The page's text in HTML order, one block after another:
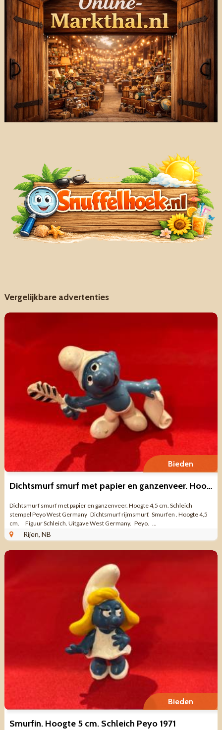
Vergelijkbare advertenties
Bieden
Dichtsmurf smurf met papier en ganzenveer. Hoogte 4,5 cm. Schleic
Dichtsmurf smurf met papier en ganzenveer. Hoogte 4,5 cm. Schleich
stempel Peyo West Germany Dichtsmurf rijmsmurf. Smurfen . Hoogte 4,5
cm. Figuur Schleich. Uitgave West Germany. Peyo. ...
Rijen, NB
Bieden
Smurfin. Hoogte 5 cm. Schleich Peyo 1971